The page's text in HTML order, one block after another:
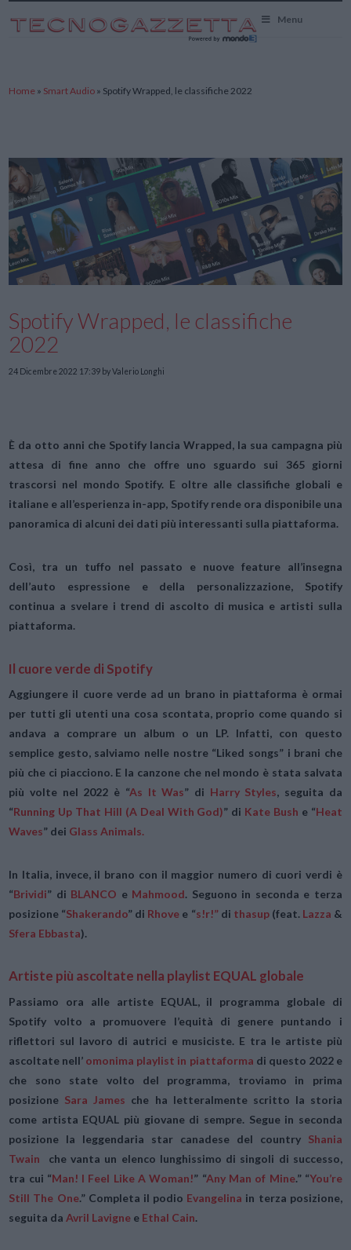
Menu
Home » Smart Audio » Spotify Wrapped, le classifiche 2022
Spotify Wrapped, le classifiche
2022
24 Dicembre 2022 17:39 by Valerio Longhi
È da otto anni che Spotify lancia Wrapped, la sua campagna più
attesa di fine anno che offre uno sguardo sui 365 giorni
trascorsi nel mondo Spotify. E oltre alle classifiche globali e
italiane e all’esperienza in-app, Spotify rende ora disponibile una
panoramica di alcuni dei dati più interessanti sulla piattaforma.
Così, tra un tuffo nel passato e nuove feature all’insegna
dell’auto espressione e della personalizzazione, Spotify
continua a svelare i trend di ascolto di musica e artisti sulla
piattaforma.
Il cuore verde di Spotify
Aggiungere il cuore verde ad un brano in piattaforma è ormai
per tutti gli utenti una cosa scontata, proprio come quando si
andava a comprare un album o un LP. Infatti, con questo
semplice gesto, salviamo nelle nostre “Liked songs” i brani che
più che ci piacciono. E la canzone che nel mondo è stata salvata
più volte nel 2022 è “As It Was” di Harry Styles, seguita da
“Running Up That Hill (A Deal With God)” di Kate Bush e “Heat
Waves” dei Glass Animals.
In Italia, invece, il brano con il maggior numero di cuori verdi è
“Brividi” di BLANCO e Mahmood. Seguono in seconda e terza
posizione “Shakerando” di Rhove e “s!r!” di thasup(feat. Lazza &
Sfera Ebbasta).
Artiste più ascoltate nella playlist EQUAL globale
Passiamo ora alle artiste EQUAL, il programma globale di
Spotify volto a promuovere l’equità di genere puntando i
riflettori sul lavoro di autrici e musiciste. E tra le artiste più
ascoltate nell’ omonima playlist in piattaforma di questo 2022 e
che sono state volto del programma, troviamo in prima
posizione Sara James che ha letteralmente scritto la storia
come artista EQUAL più giovane di sempre. Segue in seconda
posizione la leggendaria star canadese del country Shania
Twain che vanta un elenco lunghissimo di singoli di successo,
tra cui “Man! I Feel Like A Woman!” “Any Man of Mine.” “You’re
Still The One.” Completa il podio Evangelina in terza posizione,
seguita da Avril Lavigne e Ethal Cain.